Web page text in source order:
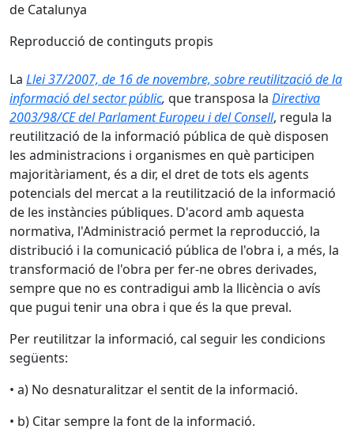
de Catalunya
Reproducció de continguts propis
La Llei 37/2007, de 16 de novembre, sobre reutilització de la
informació del sector públic, que transposa la Directiva
2003/98/CE del Parlament Europeu i del Consell, regula la
reutilització de la informació pública de què disposen
les administracions i organismes en què participen
majoritàriament, és a dir, el dret de tots els agents
potencials del mercat a la reutilització de la informació
de les instàncies públiques. D'acord amb aquesta
normativa, l'Administració permet la reproducció, la
distribució i la comunicació pública de l'obra i, a més, la
transformació de l'obra per fer-ne obres derivades,
sempre que no es contradigui amb la llicència o avís
que pugui tenir una obra i que és la que preval.
Per reutilitzar la informació, cal seguir les condicions
següents:
• a) No desnaturalitzar el sentit de la informació.
• b) Citar sempre la font de la informació.